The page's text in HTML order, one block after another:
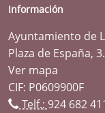
Información
Ayuntamiento de
Plaza de España,
Ver mapa
CIF: P0609900F
Telf.: 924 682